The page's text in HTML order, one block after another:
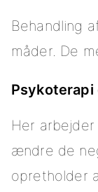
Behandling
måder. De
Her
ændre de
opretholder